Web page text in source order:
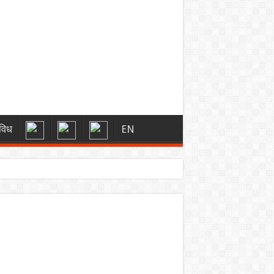
EN
मिली बड़ी राहत
रहेगा”